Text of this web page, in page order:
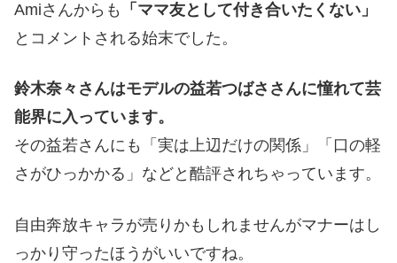
Amiさんからも
「ママ友として付き合いたくない」
とコメントされる始末でした。
鈴木奈々さんはモデルの益若つばささんに憧れて芸
能界に入っています。
その益若さんにも「実は上辺だけの関係」「口の軽
さがひっかかる」などと酷評されちゃっています。
自由奔放キャラが売りかもしれませんがマナーはし
っかり守ったほうがいいですね。